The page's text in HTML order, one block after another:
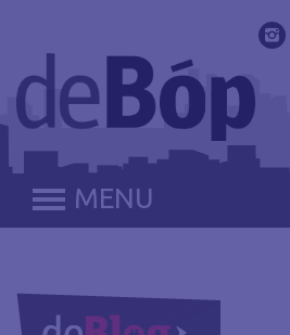
MENU